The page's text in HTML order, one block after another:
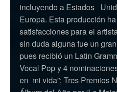
incluyendo a Estados
Europa. Esta producción
satisfacciones para el
sin duda alguna fue un
pues recibió un Latin
Vocal Pop y 4
en mi vida”; Tres Premios